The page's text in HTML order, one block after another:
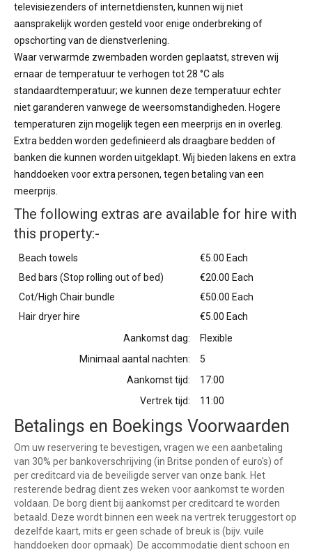
televisiezenders of internetdiensten, kunnen wij niet
aansprakelijk worden gesteld voor enige onderbreking of
opschorting van de dienstverlening.
Waar verwarmde zwembaden worden geplaatst, streven wij
ernaar de temperatuur te verhogen tot 28 °C als
standaardtemperatuur; we kunnen deze temperatuur echter
niet garanderen vanwege de weersomstandigheden. Hogere
temperaturen zijn mogelijk tegen een meerprijs en in overleg.
Extra bedden worden gedefinieerd als draagbare bedden of
banken die kunnen worden uitgeklapt. Wij bieden lakens en extra
handdoeken voor extra personen, tegen betaling van een
meerprijs.
The following extras are available for hire with
this property:-
Beach towels
€5.00 Each
Bed bars (Stop rolling out of bed)
€20.00 Each
Cot/High Chair bundle
€50.00 Each
Hair dryer hire
€5.00 Each
Aankomst dag:
Flexible
Minimaal aantal nachten:
5
Aankomst tijd:
17:00
Vertrek tijd:
11:00
Betalings en Boekings Voorwaarden
Om uw reservering te bevestigen, vragen we een aanbetaling
van 30% per bankoverschrijving (in Britse ponden of euro's) of
per creditcard via de beveiligde server van onze bank. Het
resterende bedrag dient zes weken voor aankomst te worden
voldaan. De borg dient bij aankomst per creditcard te worden
betaald. Deze wordt binnen een week na vertrek teruggestort op
dezelfde kaart, mits er geen schade of breuk is (bijv. vuile
handdoeken door opmaak). De accommodatie dient schoon en